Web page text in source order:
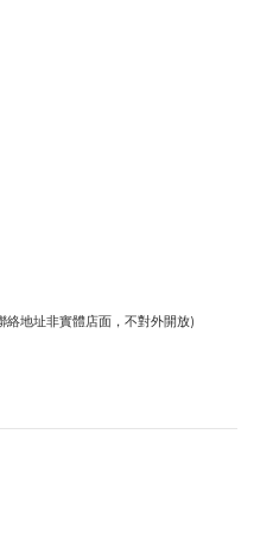
地址非實體店面，不對外開放)